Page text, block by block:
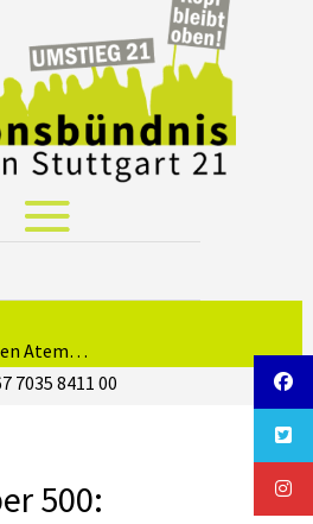
Atem…
7035 8411 00
500: